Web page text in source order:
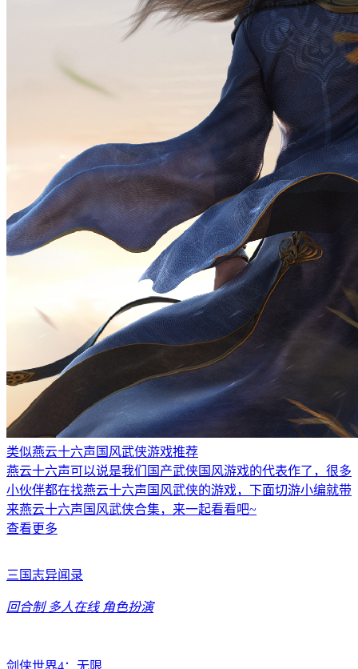
类似燕云十六声国风武侠游戏推荐
燕云十六声可以说是我们国产武侠国风游戏的代表作了，很多
小伙伴都在找燕云十六声国风武侠的游戏，下面切游小编就带
来燕云十六声国风武侠合集，来一起看看吧~
查看更多
三国志异闻录
回合制 多人在线 角色扮演
剑侠世界4：无限